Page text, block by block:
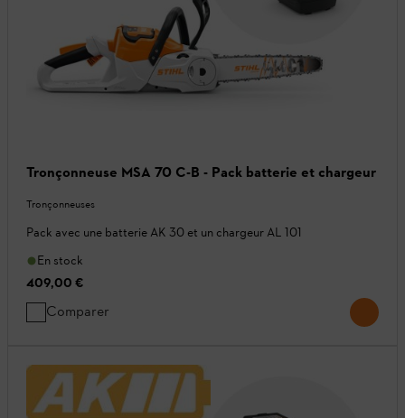
Tronçonneuse MSA 70 C-B - Pack batterie et chargeur
Tronçonneuses
Pack avec une batterie AK 30 et un chargeur AL 101
En stock
409,00 €
Comparer